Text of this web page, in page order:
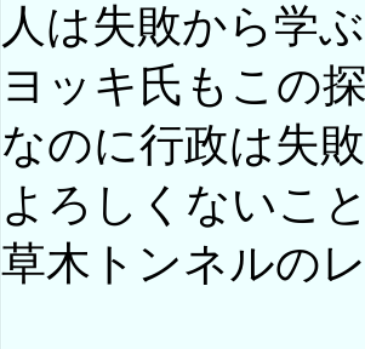
人は失敗から学
ヨッキ氏もこの
なのに行政は失
よろしくないこ
草木トンネルの